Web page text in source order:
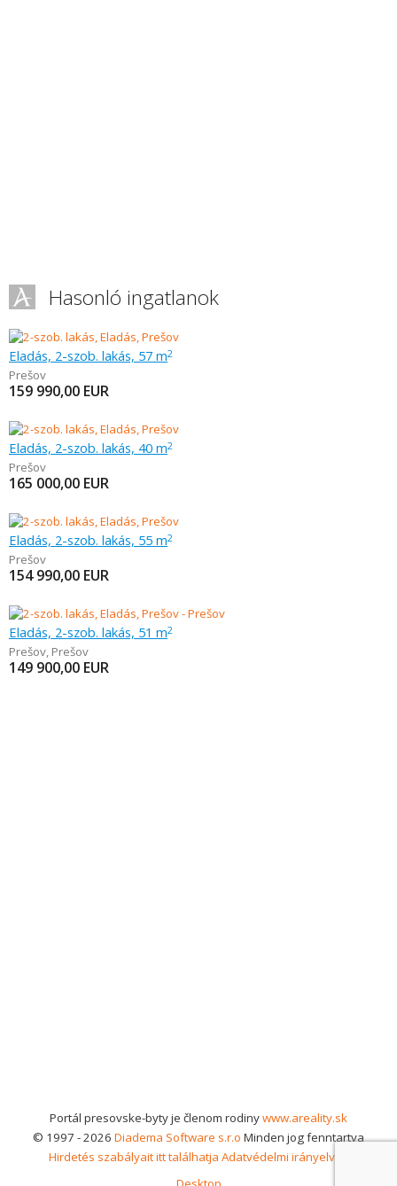
Hasonló ingatlanok
Eladás, 2-szob. lakás, 57 m2
Prešov
159 990,00 EUR
Eladás, 2-szob. lakás, 40 m2
Prešov
165 000,00 EUR
Eladás, 2-szob. lakás, 55 m2
Prešov
154 990,00 EUR
Eladás, 2-szob. lakás, 51 m2
Prešov, Prešov
149 900,00 EUR
Portál presovske-byty je členom rodinywww.areality.sk
© 1997 - 2026 Diadema Software s.r.o Minden jog fenntartva
Hirdetés szabályait itt találhatja Adatvédelmi irányelvek